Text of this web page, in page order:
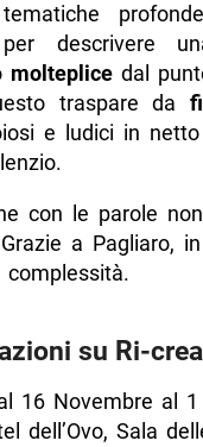
per descrivere
molteplicedal
traspare da
e ludici in
con le parole
a Pagliaro,
su Ri-
16 Novembre al
dell’Ovo, Sala